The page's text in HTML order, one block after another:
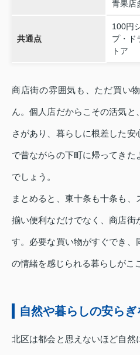
青果店
共通点
100円
プ・ド
トア
商店街の雰囲気も、ただ買い
ん。個人店だからこその活気
さがあり、暮らしに根差した安
で昔ながらの下町に帰ってきた
でしょう。
まとめると、東十条も十条も
揃い便利なだけでなく、商店街
す。必要な買い物がすぐでき、
の情緒を感じられる暮らしがこ
自然や暮らしの安ら
北区は都会と思えないほど自然